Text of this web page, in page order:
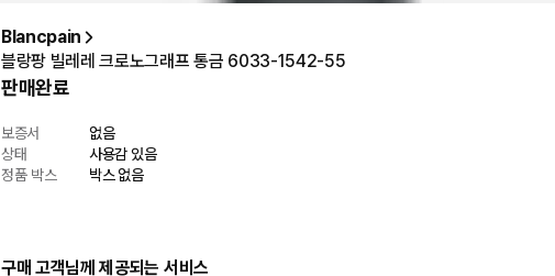
Blancpain
블랑팡 빌레레 크로노그래프 통금 6033-1542-55
판매완료
보증서
없음
상태
사용감 있음
정품 박스
박스 없음
구매 고객님께 제공되는 서비스